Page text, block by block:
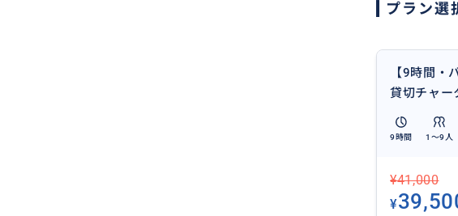
https://
おすすめ
プラン選
【9時間・
貸切チャー
付き／9名
レンジ！／
9時間 1〜9人
¥41,000
¥